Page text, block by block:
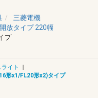
三菱電機
放タイプ 220幅
プ
イト
|
形x1/FL20形x2)タイプ